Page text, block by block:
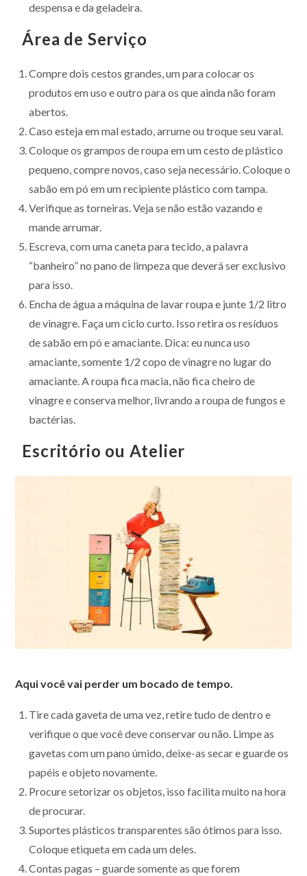
despensa e da geladeira.
Área de Serviço
Compre dois cestos grandes, um para colocar os
produtos em uso e outro para os que ainda não foram
abertos.
Caso esteja em mal estado, arrume ou troque seu varal.
Coloque os grampos de roupa em um cesto de plástico
pequeno, compre novos, caso seja necessário. Coloque o
sabão em pó em um recipiente plástico com tampa.
Verifique as torneiras. Veja se não estão vazando e
mande arrumar.
Escreva, com uma caneta para tecido, a palavra
“banheiro” no pano de limpeza que deverá ser exclusivo
para isso.
Encha de água a máquina de lavar roupa e junte 1/2 litro
de vinagre. Faça um ciclo curto. Isso retira os resíduos
de sabão em pó e amaciante. Dica: eu nunca uso
amaciante, somente 1/2 copo de vinagre no lugar do
amaciante. A roupa fica macia, não fica cheiro de
vinagre e conserva melhor, livrando a roupa de fungos e
bactérias.
Escritório ou Atelier
Aqui você vai perder um bocado de tempo.
Tire cada gaveta de uma vez, retire tudo de dentro e
verifique o que você deve conservar ou não. Limpe as
gavetas com um pano úmido, deixe-as secar e guarde os
papéis e objeto novamente.
Procure setorizar os objetos, isso facilita muito na hora
de procurar.
Suportes plásticos transparentes são ótimos para isso.
Coloque etiqueta em cada um deles.
Contas pagas – guarde somente as que forem